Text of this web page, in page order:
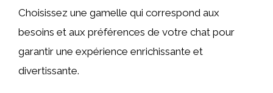
Choisissez une gamelle qui correspond aux
besoins et aux préférences de votre chat pour
garantir une expérience enrichissante et
divertissante.